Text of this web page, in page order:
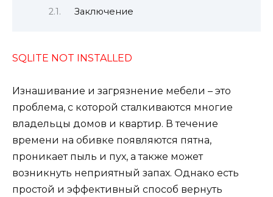
Заключение
SQLITE NOT INSTALLED
Изнашивание и загрязнение мебели – это
проблема, с которой сталкиваются многие
владельцы домов и квартир. В течение
времени на обивке появляются пятна,
проникает пыль и пух, а также может
возникнуть неприятный запах. Однако есть
простой и эффективный способ вернуть